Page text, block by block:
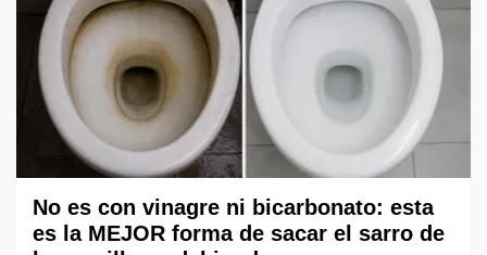
No es con vinagre ni bicarbonato: esta
es la MEJOR forma de sacar el sarro de